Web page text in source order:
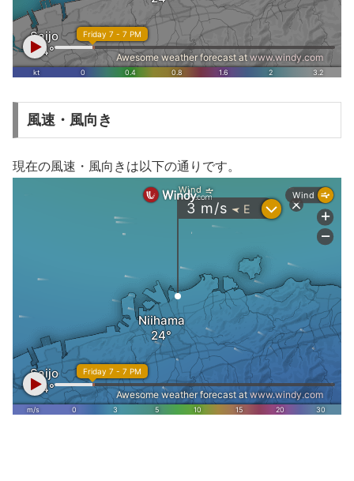
風速・風向き
現在の風速・風向きは以下の通りです。